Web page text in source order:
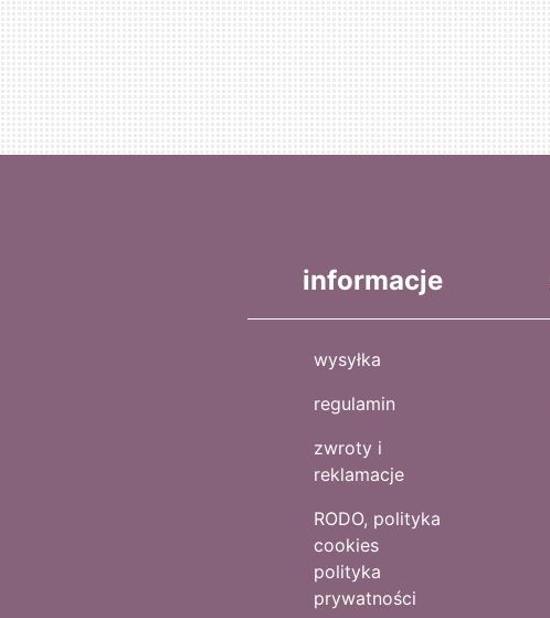
informacje
wysyłka
regulamin
zwroty i
reklamacje
RODO, polityka
cookies
polityka
prywatności